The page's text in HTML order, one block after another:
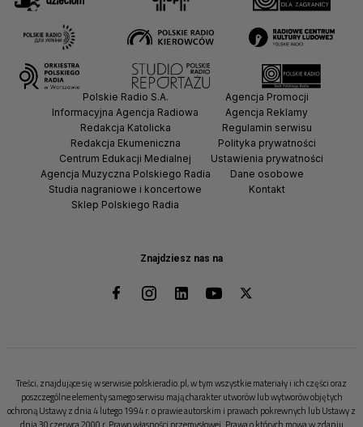
Znajdziesz nas na
Polskie Radio S.A.
Informacyjna Agencja Radiowa
Redakcja Katolicka
Redakcja Ekumeniczna
Centrum Edukacji Medialnej
Agencja Muzyczna Polskiego Radia
Studia nagraniowe i koncertowe
Sklep Polskiego Radia
Agencja Promocji
Agencja Reklamy
Regulamin serwisu
Polityka prywatności
Ustawienia prywatności
Dane osobowe
Kontakt
Treści, znajdujące się w serwisie polskieradio.pl, w tym wszystkie materiały i ich części oraz
poszczególne elementy samego serwisu mają charakter utworów lub wytworów objętych
ochroną Ustawy z dnia 4 lutego 1994 r. o prawie autorskim i prawach pokrewnych lub Ustawy z
dnia 30 czerwca 2000 r. Prawo własności przemysłowej. Prawa o których mowa w zdaniu